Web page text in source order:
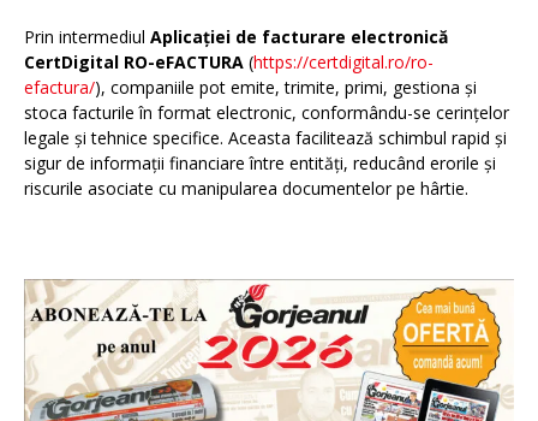
Prin intermediul Aplicației de facturare electronică
CertDigital RO-eFACTURA (https://certdigital.ro/ro-
efactura/), companiile pot emite, trimite, primi, gestiona și
stoca facturile în format electronic, conformându-se cerințelor
legale și tehnice specifice. Aceasta facilitează schimbul rapid și
sigur de informații financiare între entități, reducând erorile și
riscurile asociate cu manipularea documentelor pe hârtie.